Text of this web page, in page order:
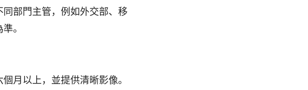
部門主管，例如外交部、移
。
月以上，並提供清晰影像。